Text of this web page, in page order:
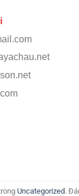
Uncategorized.